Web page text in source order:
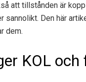
att tillstånden är
sannolikt. Den här
dem.
KOL